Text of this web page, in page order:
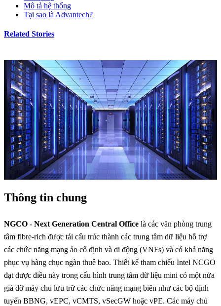
Mô tả hệ thống
Tại sao là Advantech?
Related Stories
Thông tin chung
NGCO - Next Generation Central Office là các văn phòng trung
tâm fibre-rich được tái cấu trúc thành các trung tâm dữ liệu hỗ trợ
các chức năng mạng ảo cố định và di động (VNFs) và có khả năng
phục vụ hàng chục ngàn thuê bao. Thiết kế tham chiếu Intel NCGO
đạt được điều này trong cấu hình trung tâm dữ liệu mini có một nửa
giá đỡ máy chủ lưu trữ các chức năng mạng biên như các bộ định
tuyến BBNG, vEPC, vCMTS, vSecGW hoặc vPE. Các máy chủ